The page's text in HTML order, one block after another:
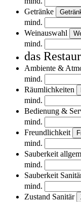
Getränke
mind.
Weinauswahl
mind.
das
Ambiente &
mind.
Räumlichkeiten
mind.
Bedienung &
mind.
Freundlichkeit
mind.
Sauberkeit
mind.
Sauberkeit
mind.
Zustand Sanitär